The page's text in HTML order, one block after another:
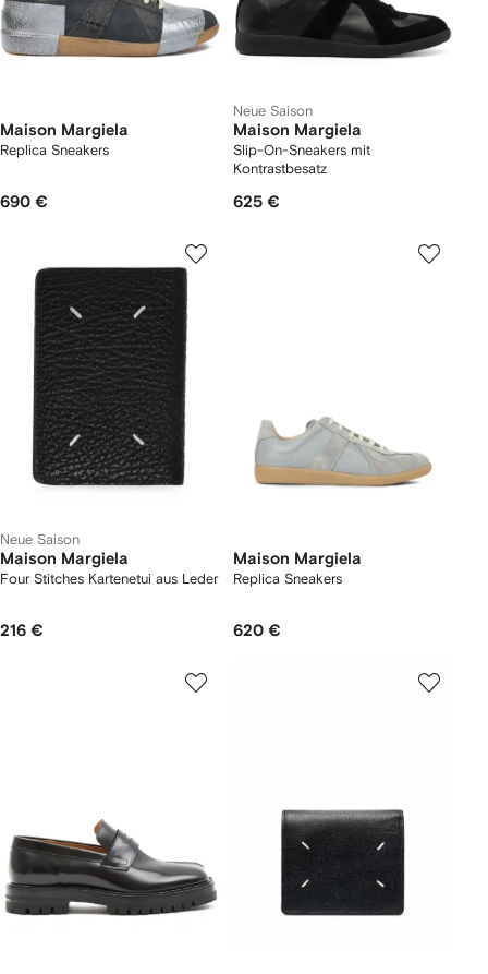
Maison Margiela
Replica Sneakers
690 €
Neue Saison
Maison Margiela
Slip-On-Sneakers mit
Kontrastbesatz
625 €
Neue Saison
Maison Margiela
Four Stitches Kartenetui aus Leder
216 €
Maison Margiela
Replica Sneakers
620 €